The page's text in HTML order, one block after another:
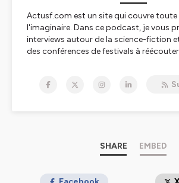
Actusf.com est un site qui couvre
l'imaginaire. Dans ce podcast, je vous
interviews autour de la science-fiction
des conférences de festivals à
Bellagamba !
Le podcast Actusf, c'est un podcast qui
et positif, pour toutes les science fiction
SHARE EMBED